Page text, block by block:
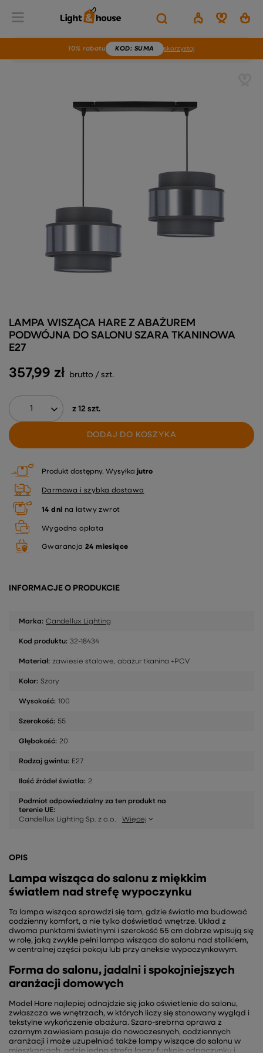
10% rabatu KOD: SUMA skorzystaj
357,99 zł brutto / szt.
z 12 szt.
DODAJ DO KOSZYKA
LAMPA WISZĄCA HARE Z ABAŻUREM
PODWÓJNA DO SALONU SZARA TKANINOWA
E27
Produkt dostępny Wysyłka jutro
Darmowa i szybka dostawa
14 dni na łatwy zwrot
Wygodna opłata
Gwarancja 24 miesiące
INFORMACJE O PRODUKCIE
Marka: Candellux Lighting
Kod produktu: 32-18434
Materiał: zawiesie stalowe, abażur tkanina +PCV
Kolor: Szary
Wysokość: 100
Szerokość: 55
Głębokość: 20
Rodzaj gwintu: E27
Ilość źródeł światła: 2
Podmiot odpowiedzialny za ten produkt na
terenie UE:
Candellux Lighting Sp. z o.o.
Więcej
OPIS
Lampa wisząca do salonu z miękkim
światłem nad strefę wypoczynku
Ta lampa wisząca sprawdzi się tam, gdzie światło ma budować
codzienny komfort, a nie tylko doświetlać wnętrze. Układ z
dwoma punktami świetlnymi i szerokość 55 cm dobrze wpisują się
w rolę, jaką zwykle pełni lampa wisząca do salonu nad stolikiem,
w centralnej części pokoju lub przy aneksie wypoczynkowym.
Forma do salonu, jadalni i spokojniejszych
aranżacji domowych
Model Hare najlepiej odnajdzie się jako oświetlenie do salonu,
zwłaszcza we wnętrzach, w których liczy się stonowany wygląd i
tekstylne wykończenie abażura. Szaro-srebrna oprawa z
czarnym zawiesiem pasuje do nowoczesnych, codziennych
aranżacji i może uzupełniać także lampy wiszące do salonu w
mieszkaniach, gdzie jedna strefa łączy funkcję odpoczynku i